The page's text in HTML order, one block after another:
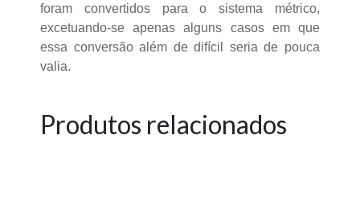
foram convertidos para o sistema métrico,
excetuando-se apenas alguns casos em que
essa conversão além de difícil seria de pouca
valia.
Produtos relacionados